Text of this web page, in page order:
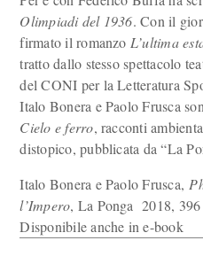
Olimpiadi del 1936. Con il
firmato il romanzo L’ultima
tratto dallo stesso spettacolo
del CONI per la Letteratura
Italo Bonera e Paolo Frusca
Cielo e ferro, racconti
distopico, pubblicata da “La
Italo Bonera e Paolo Frusca,
l’Impero, La Ponga 2018,
Disponibile anche in e-book